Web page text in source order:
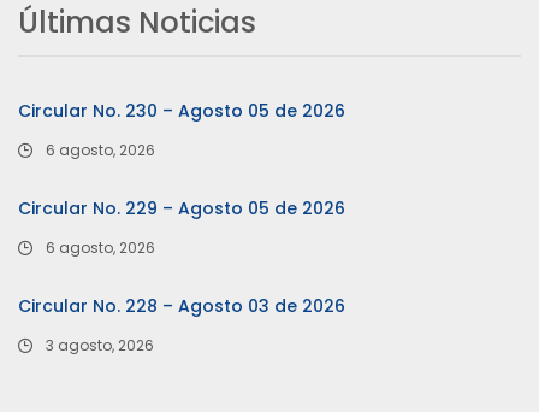
Últimas Noticias
Circular No. 230 – Agosto 05 de 2026
6 agosto, 2026
Circular No. 229 – Agosto 05 de 2026
6 agosto, 2026
Circular No. 228 – Agosto 03 de 2026
3 agosto, 2026